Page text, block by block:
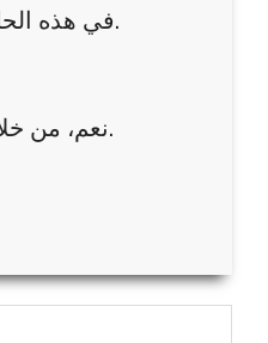
في هذه الحالة، يجب مراجعة أفضل طبيب أمراض جلدية في عُمان لإعادة تقييم الحالة وربما تعديل العلاج.
نعم، من خلال الترطيب المنتظم، استخدام القفازات عند الحاجة، والحفاظ على نمط حياة صحي ومتوازن.